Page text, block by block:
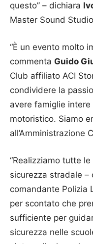
questo” – dichiara
Master Sound
“È un evento molto
commenta Guido
Club affiliato ACI
condividere la
avere famiglie
motoristico. Siamo
all’Amministrazione
“Realizziamo tutte
sicurezza stradale –
comandante Polizia
per scontato che
sufficiente per
sicurezza nelle